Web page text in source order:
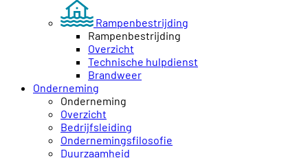
Rampenbestrijding
Rampenbestrijding
Overzicht
Technische hulpdienst
Brandweer
Onderneming
Onderneming
Overzicht
Bedrijfsleiding
Ondernemingsfilosofie
Duurzaamheid